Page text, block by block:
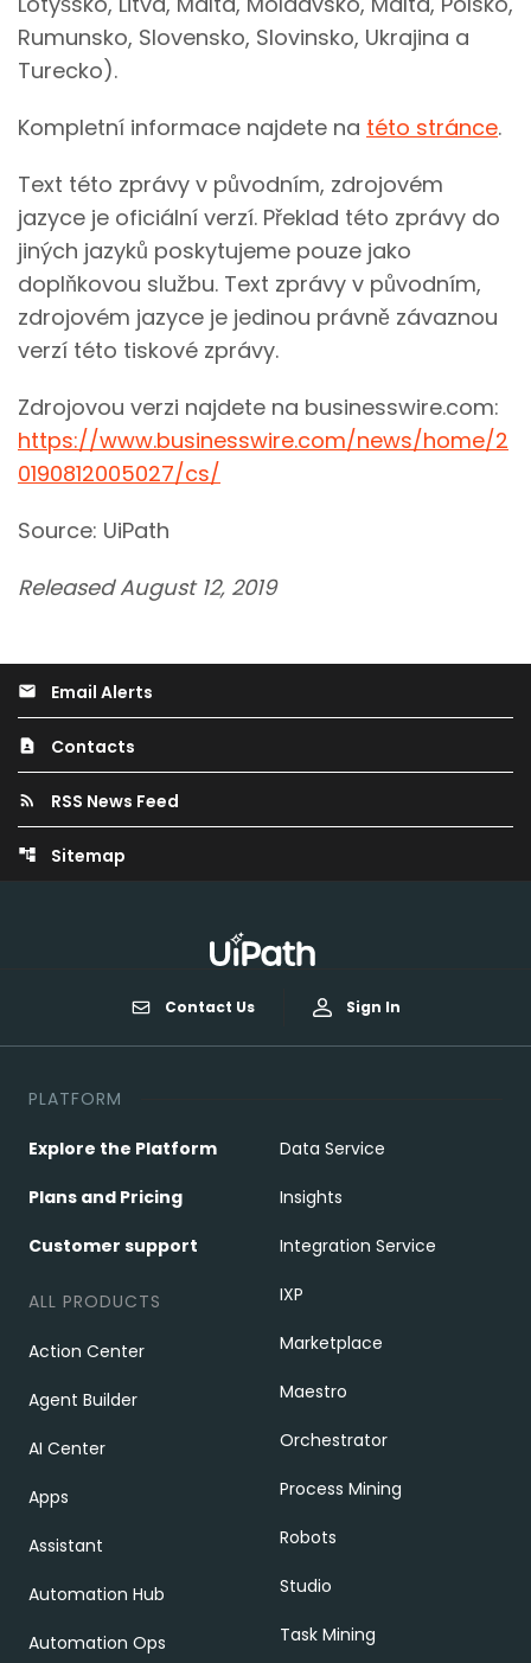
Rumunsko, Slovensko, Slovinsko, Ukrajina a
Turecko).
Kompletní informace najdete na této stránce.
Text této zprávy v původním, zdrojovém
jazyce je oficiální verzí. Překlad této zprávy do
jiných jazyků poskytujeme pouze jako
doplňkovou službu. Text zprávy v původním,
zdrojovém jazyce je jedinou právně závaznou
verzí této tiskové zprávy.
Zdrojovou verzi najdete na businesswire.com:
https://www.businesswire.com/news/home/2
0190812005027/cs/
Source: UiPath
Released August 12, 2019
email Email Alerts
contact_page Contacts
rss_feed RSS News Feed
account_tree Sitemap
Contact Us Sign In
PLATFORM
Explore the Platform
Plans and Pricing
Customer support
ALL PRODUCTS
Action Center
Agent Builder
AI Center
Apps
Assistant
Automation Hub
Automation Ops
Data Service
Insights
Integration Service
IXP
Marketplace
Maestro
Orchestrator
Process Mining
Robots
Studio
Task Mining